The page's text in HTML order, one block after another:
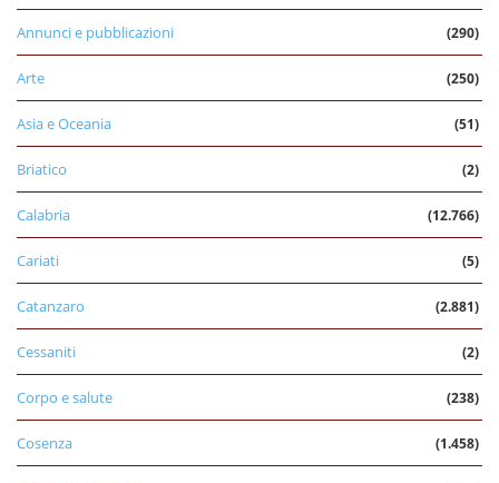
Annunci e pubblicazioni (290)
Arte (250)
Asia e Oceania (51)
Briatico (2)
Calabria (12.766)
Cariati (5)
Catanzaro (2.881)
Cessaniti (2)
Corpo e salute (238)
Cosenza (1.458)